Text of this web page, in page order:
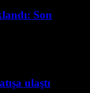
Son
ulaştı